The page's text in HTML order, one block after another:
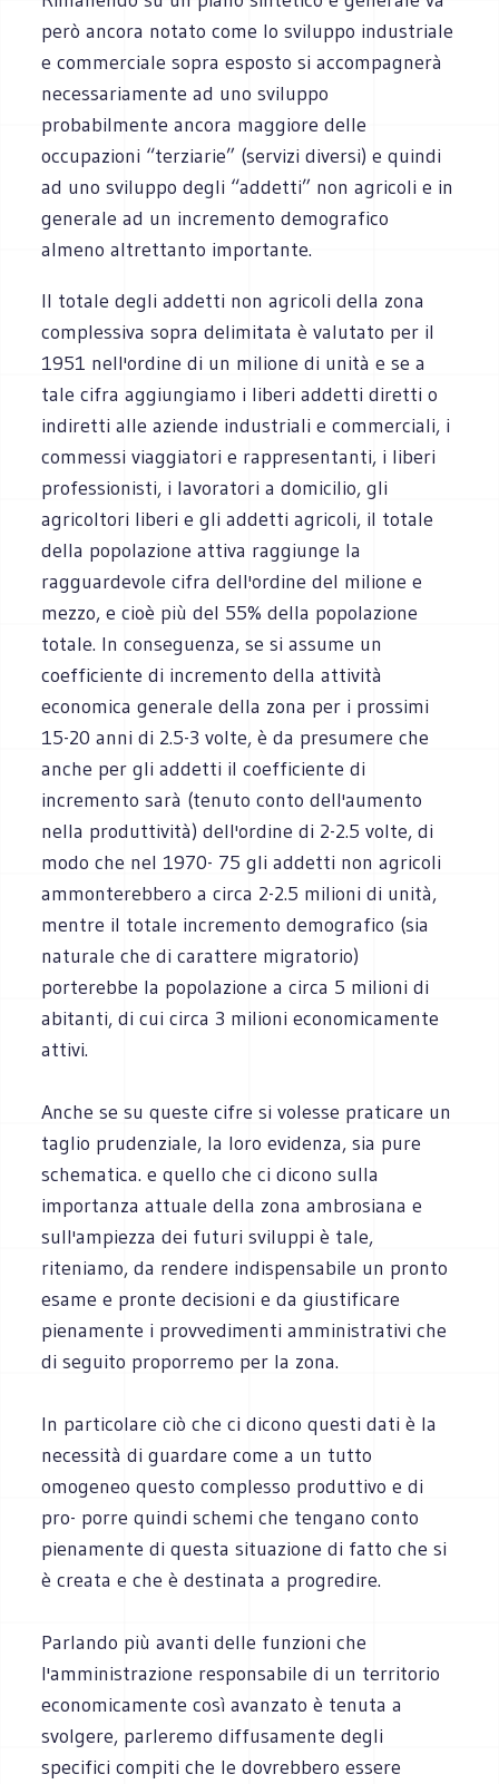
però ancora notato come lo sviluppo industriale
e commerciale sopra esposto si accompagnerà
necessariamente ad uno sviluppo
probabilmente ancora maggiore delle
occupazioni “terziarie” (servizi diversi) e quindi
ad uno sviluppo degli “addetti” non agricoli e in
generale ad un incremento demografico
almeno altrettanto importante.
Il totale degli addetti non agricoli della zona
complessiva sopra delimitata è valutato per il
1951 nell'ordine di un milione di unità e se a
tale cifra aggiungiamo i liberi addetti diretti o
indiretti alle aziende industriali e commerciali, i
commessi viaggiatori e rappresentanti, i liberi
professionisti, i lavoratori a domicilio, gli
agricoltori liberi e gli addetti agricoli, il totale
della popolazione attiva raggiunge la
ragguardevole cifra dell'ordine del milione e
mezzo, e cioè più del 55% della popolazione
totale. In conseguenza, se si assume un
coefficiente di incremento della attività
economica generale della zona per i prossimi
15-20 anni di 2.5-3 volte, è da presumere che
anche per gli addetti il coefficiente di
incremento sarà (tenuto conto dell'aumento
nella produttività) dell'ordine di 2-2.5 volte, di
modo che nel 1970- 75 gli addetti non agricoli
ammonterebbero a circa 2-2.5 milioni di unità,
mentre il totale incremento demografico (sia
naturale che di carattere migratorio)
porterebbe la popolazione a circa 5 milioni di
abitanti, di cui circa 3 milioni economicamente
attivi.
Anche se su queste cifre si volesse praticare un
taglio prudenziale, la loro evidenza, sia pure
schematica. e quello che ci dicono sulla
importanza attuale della zona ambrosiana e
sull'ampiezza dei futuri sviluppi è tale,
riteniamo, da rendere indispensabile un pronto
esame e pronte decisioni e da giustificare
pienamente i provvedimenti amministrativi che
di seguito proporremo per la zona.
In particolare ciò che ci dicono questi dati è la
necessità di guardare come a un tutto
omogeneo questo complesso produttivo e di
pro- porre quindi schemi che tengano conto
pienamente di questa situazione di fatto che si
è creata e che è destinata a progredire.
Parlando più avanti delle funzioni che
l'amministrazione responsabile di un territorio
economicamente così avanzato è tenuta a
svolgere, parleremo diffusamente degli
specifici compiti che le dovrebbero essere